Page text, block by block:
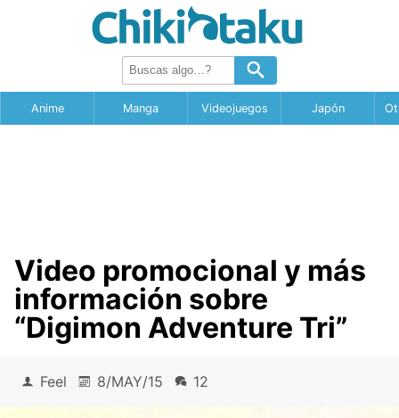
Anime Manga Videojuegos Japón
Video promocional y más
información sobre
“Digimon Adventure Tri”
Feel 8/MAY/15 12